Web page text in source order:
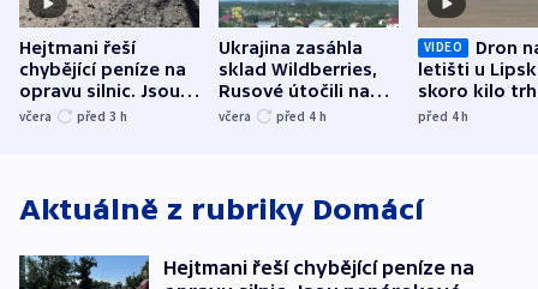
Hejtmani řeší
chybějící peníze na
opravu silnic. Jsou
nenárokové, namítá
včera před 3 h
Ukrajina zasáhla
sklad Wildberries,
Rusové útočili na
trh, hasiče či
včera před 4 h
VIDEO
Dron
letišti u
skoro kilo
indicie
před 4h
Aktuálně z rubriky Domácí
Hejtmani řeší chybějící peníze na